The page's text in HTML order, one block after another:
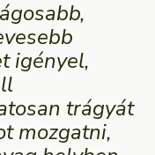
igényel,
trágyát
mozgatni,